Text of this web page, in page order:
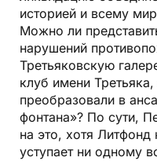
историей и всему
Можно ли
нарушений
Третьяковскую
клуб имени
преобразовали в
фонтана»? По сути,
на это, хотя Литфонд
уступает ни одному